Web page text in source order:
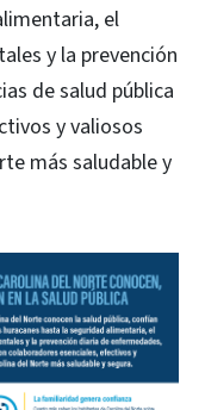
el
y la prevención
de salud pública
y valiosos
más saludable y